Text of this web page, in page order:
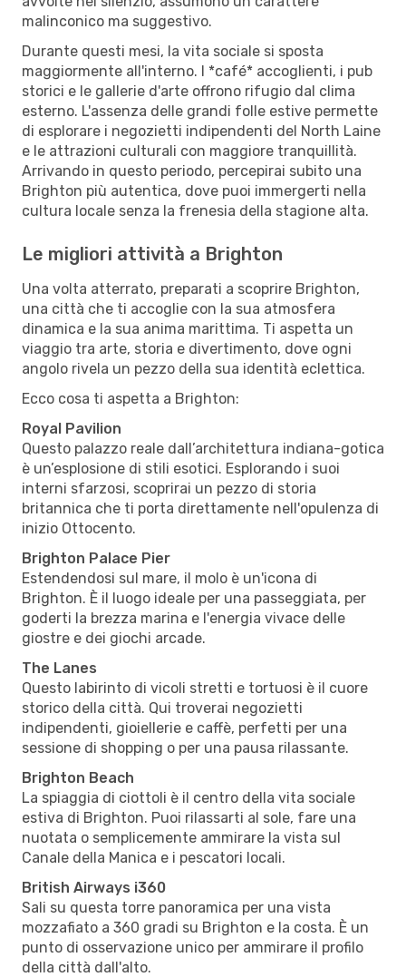
malinconico ma suggestivo.
Durante questi mesi, la vita sociale si sposta
maggiormente all'interno. I *café* accoglienti, i pub
storici e le gallerie d'arte offrono rifugio dal clima
esterno. L'assenza delle grandi folle estive permette
di esplorare i negozietti indipendenti del North Laine
e le attrazioni culturali con maggiore tranquillità.
Arrivando in questo periodo, percepirai subito una
Brighton più autentica, dove puoi immergerti nella
cultura locale senza la frenesia della stagione alta.
Le migliori attività a Brighton
Una volta atterrato, preparati a scoprire Brighton,
una città che ti accoglie con la sua atmosfera
dinamica e la sua anima marittima. Ti aspetta un
viaggio tra arte, storia e divertimento, dove ogni
angolo rivela un pezzo della sua identità eclettica.
Ecco cosa ti aspetta a Brighton:
Royal Pavilion
Questo palazzo reale dall’architettura indiana-gotica
è un’esplosione di stili esotici. Esplorando i suoi
interni sfarzosi, scoprirai un pezzo di storia
britannica che ti porta direttamente nell'opulenza di
inizio Ottocento.
Brighton Palace Pier
Estendendosi sul mare, il molo è un'icona di
Brighton. È il luogo ideale per una passeggiata, per
goderti la brezza marina e l'energia vivace delle
giostre e dei giochi arcade.
The Lanes
Questo labirinto di vicoli stretti e tortuosi è il cuore
storico della città. Qui troverai negozietti
indipendenti, gioiellerie e caffè, perfetti per una
sessione di shopping o per una pausa rilassante.
Brighton Beach
La spiaggia di ciottoli è il centro della vita sociale
estiva di Brighton. Puoi rilassarti al sole, fare una
nuotata o semplicemente ammirare la vista sul
Canale della Manica e i pescatori locali.
British Airways i360
Sali su questa torre panoramica per una vista
mozzafiato a 360 gradi su Brighton e la costa. È un
punto di osservazione unico per ammirare il profilo
della città dall'alto.